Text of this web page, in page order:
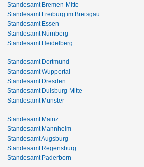
Standesamt Bremen-Mitte
Standesamt Freiburg im Breisgau
Standesamt Essen
Standesamt Nürnberg
Standesamt Heidelberg
Standesamt Dortmund
Standesamt Wuppertal
Standesamt Dresden
Standesamt Duisburg-Mitte
Standesamt Münster
Standesamt Mainz
Standesamt Mannheim
Standesamt Augsburg
Standesamt Regensburg
Standesamt Paderborn